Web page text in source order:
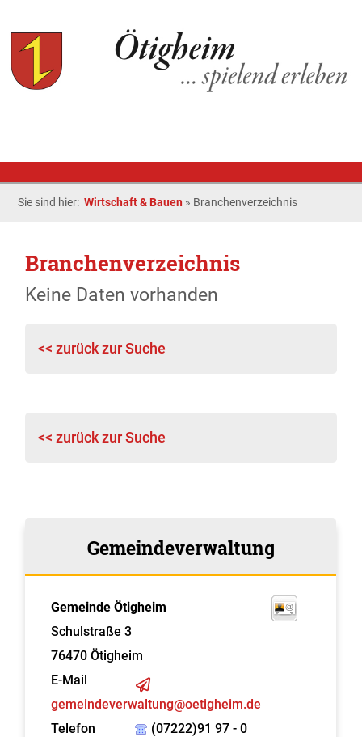
Sie sind hier:Wirtschaft & Bauen » Branchenverzeichnis
Branchenverzeichnis
Keine Daten vorhanden
<< zurück zur Suche
<< zurück zur Suche
Gemeindeverwaltung
Gemeinde Ötigheim
Schulstraße 3
76470 Ötigheim
E-Mail
gemeindeverwaltung@oetigheim.de
Telefon
(07222)91 97 - 0